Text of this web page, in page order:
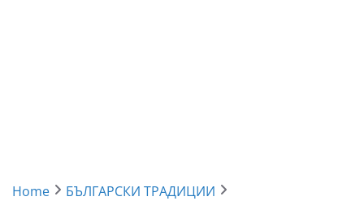
Home
БЪЛГАРСКИ ТРАДИЦИИ